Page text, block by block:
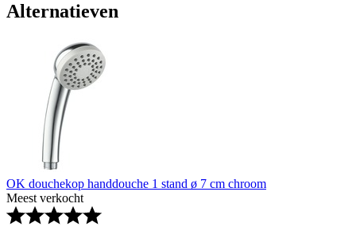
Alternatieven
OK douchekop handdouche 1 stand ø 7 cm chroom
Meest verkocht